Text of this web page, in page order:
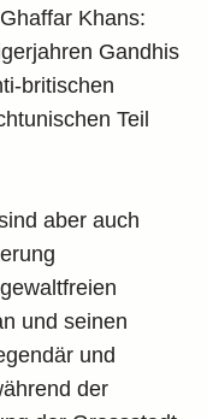
Khans:
Gandhis
britischen
Teil
aber auch
und seinen
und
der